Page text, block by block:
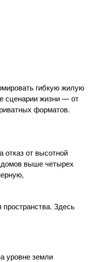
гибкую жилую
сценарии жизни — от
форматов.
отказ от высотной
домов выше четырех
пространства. Здесь
уровне земли